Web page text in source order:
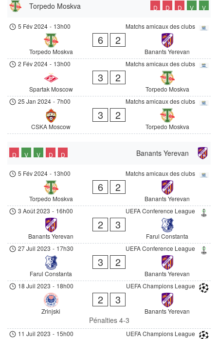
Torpedo Moskva D D D V V
Matchs amicaux des clubs
5 Fév 2024 - 13h00
Torpedo Moskva
6 2
Banants Yerevan
Matchs amicaux des clubs
2 Fév 2024 - 13h00
Spartak Moscow
3 2
Torpedo Moskva
Matchs amicaux des clubs
25 Jan 2024 - 7h00
CSKA Moscow
3 2
Torpedo Moskva
Banants Yerevan
D V V D D
Matchs amicaux des clubs
5 Fév 2024 - 13h00
Torpedo Moskva
6 2
Banants Yerevan
UEFA Conference League
3 Août 2023 - 16h00
Banants Yerevan
2 3
Farul Constanta
UEFA Conference League
27 Juil 2023 - 17h30
Farul Constanta
3 2
Banants Yerevan
UEFA Champions League
18 Juil 2023 - 18h00
Zrinjski
2 3
Banants Yerevan
Pénalties 4-3
UEFA Champions League
11 Juil 2023 - 15h00